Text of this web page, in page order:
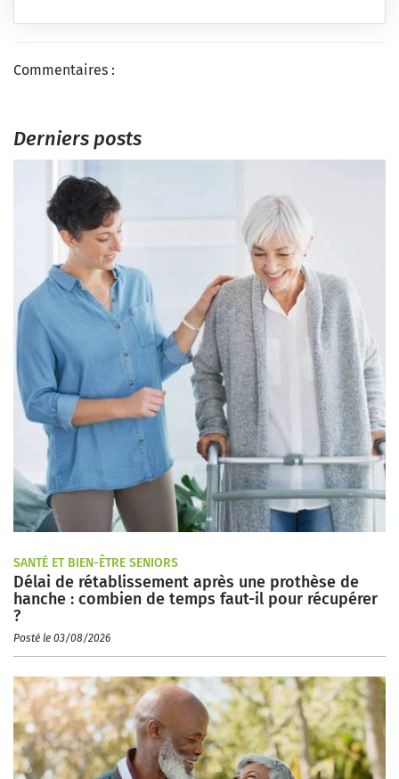
Commentaires :
Derniers posts
SANTÉ ET BIEN-ÊTRE SENIORS
Délai de rétablissement après une prothèse de
hanche : combien de temps faut-il pour récupérer
?
Posté le 03/08/2026